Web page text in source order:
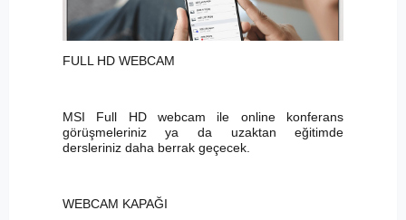
FULL HD WEBCAM
MSI Full HD webcam ile online konferans
görüşmeleriniz ya da uzaktan eğitimde
dersleriniz daha berrak geçecek.
WEBCAM KAPAĞI